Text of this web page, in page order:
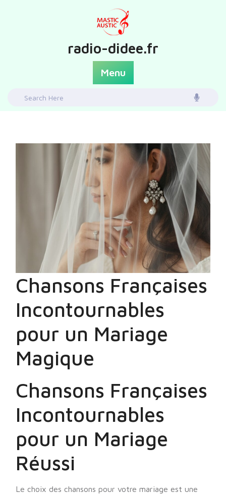
radio-didee.fr
Menu
Search
Chansons Françaises
Incontournables
pour un Mariage
Magique
Chansons Françaises
Incontournables
pour un Mariage
Réussi
Le choix des chansons pour votre mariage est une